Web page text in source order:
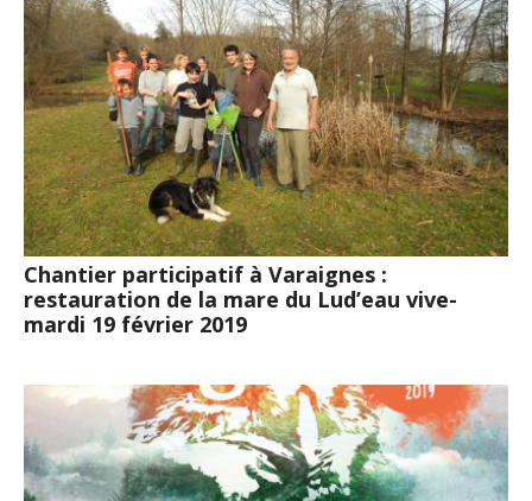
Chantier participatif à Varaignes :
restauration de la mare du Lud’eau vive-
mardi 19 février 2019